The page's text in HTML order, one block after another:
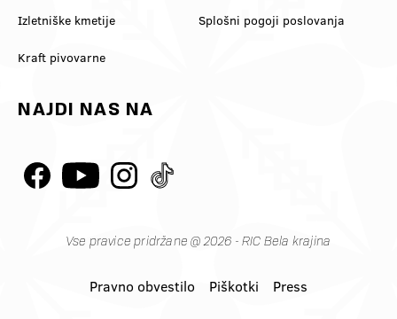
Izletniške kmetije
Kraft pivovarne
Splošni pogoji poslovanja
NAJDI NAS NA
Vse pravice pridržane @ 2026 - RIC Bela krajina
Pravno obvestilo Piškotki Press